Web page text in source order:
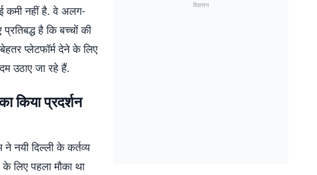
कमी नहीं है. वे अलग-
है कि बच्चों की
प्लेटफॉर्म देने के लिए
उठाए जा रहे हैं.
किया प्रदर्शन
नयी दिल्ली के कर्तव्य
लिए पहला मौका था
विज्ञापन